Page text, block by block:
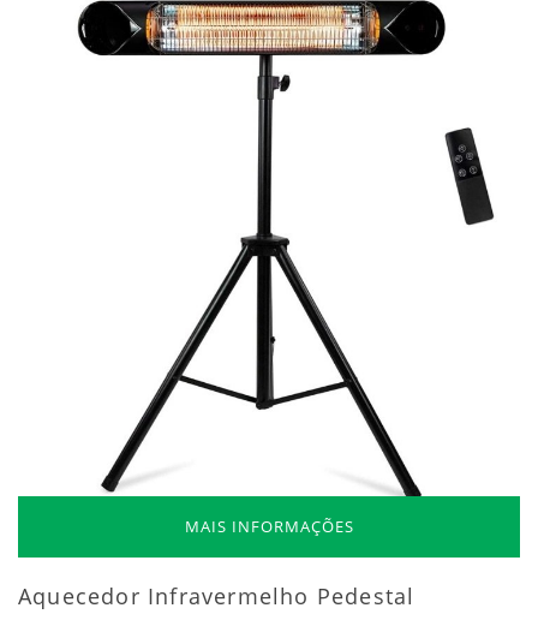
MAIS INFORMAÇÕES
Aquecedor Infravermelho Pedestal